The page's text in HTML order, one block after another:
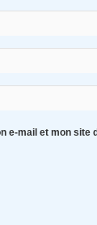
e-mail et mon site